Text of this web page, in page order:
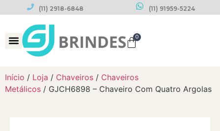
(11) 2918-6848 (11) 91959-5224
0
Início / Loja / Chaveiros / Chaveiros
Metálicos / GJCH6898 – Chaveiro Com Quatro Argolas